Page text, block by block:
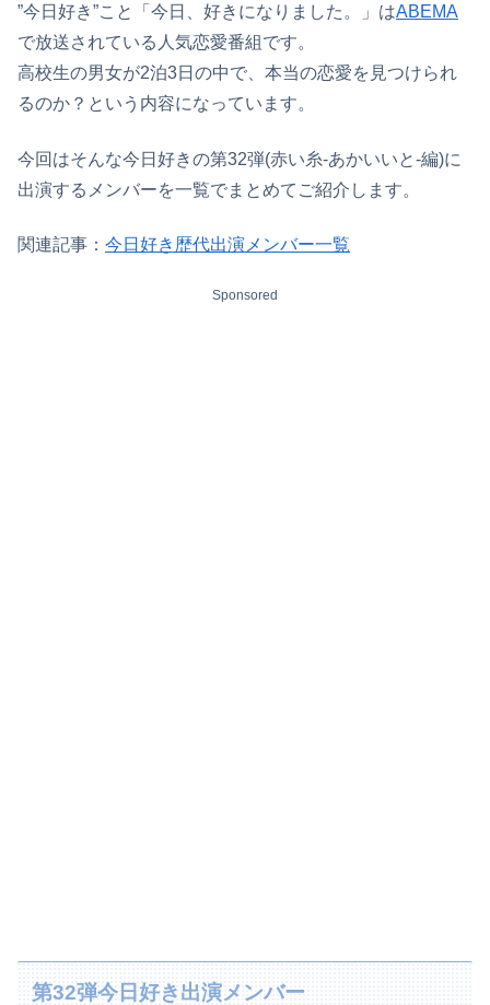
”今日好き”こと「今日、好きになりました。」はABEMA
で放送されている人気恋愛番組です。
高校生の男女が2泊3日の中で、本当の恋愛を見つけられ
るのか？という内容になっています。
今回はそんな今日好きの第32弾(赤い糸-あかいいと-編)に
出演するメンバーを一覧でまとめてご紹介します。
関連記事： 今日好き歴代出演メンバー一覧
Sponsored
第32弾今日好き出演メンバー